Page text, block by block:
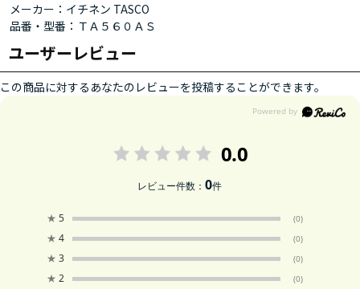
メーカー：イチネン TASCO
品番・型番：ＴＡ５６０ＡＳ
ユーザーレビュー
この商品に対するあなたのレビューを投稿することができます。
0.0
レビュー件数：0件
★ 5 (0)
★ 4 (0)
★ 3 (0)
★ 2 (0)